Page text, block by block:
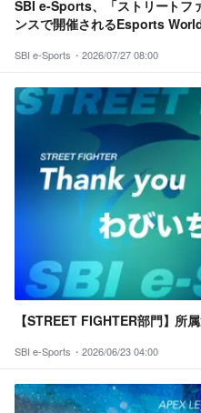
SBI e-Sports、「ストリートフ
ンスで開催されるEsports
SBI e-Sports・ 2026/07/27 08:00
【STREET FIGHTER部門】所
SBI e-Sports・ 2026/06/23 04:00